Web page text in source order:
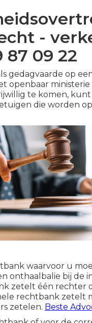
-
87 09 22
gedagvaarde op
openbaar
te komen,
die worden
waarvoor u
onthaalbalie bij de
zetelt één rechter
rechtbank zetelt
zetelen. Beste